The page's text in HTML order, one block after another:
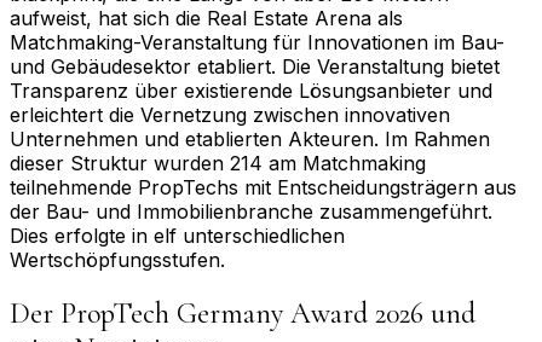
aufweist, hat sich die Real Estate Arena als
Matchmaking-Veranstaltung für Innovationen im Bau-
und Gebäudesektor etabliert. Die Veranstaltung bietet
Transparenz über existierende Lösungsanbieter und
erleichtert die Vernetzung zwischen innovativen
Unternehmen und etablierten Akteuren. Im Rahmen
dieser Struktur wurden 214 am Matchmaking
teilnehmende PropTechs mit Entscheidungsträgern aus
der Bau- und Immobilienbranche zusammengeführt.
Dies erfolgte in elf unterschiedlichen
Wertschöpfungsstufen.
Der PropTech Germany Award 2026 und